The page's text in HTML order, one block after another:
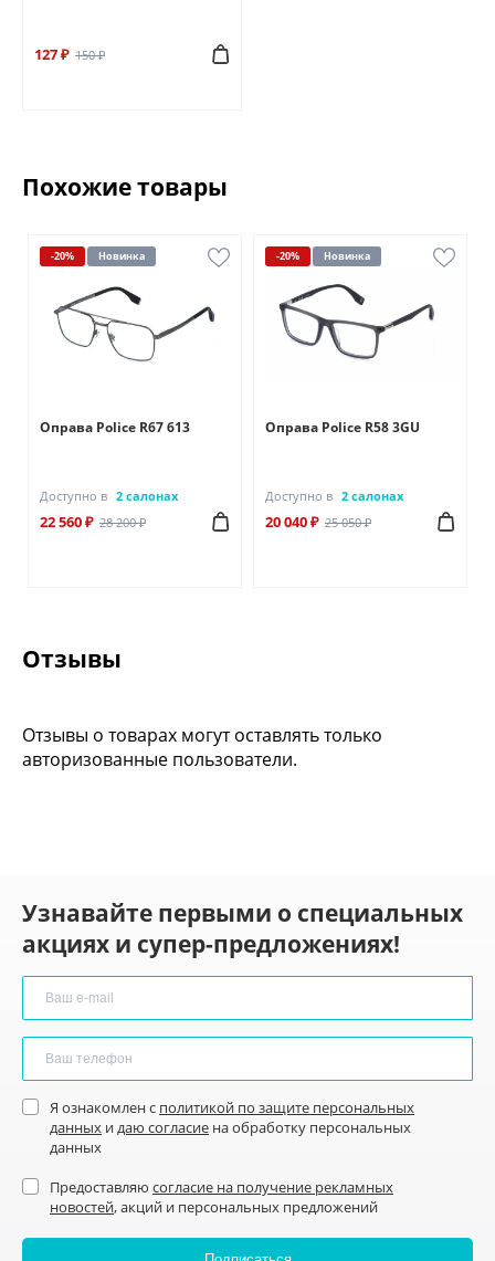
127 ₽ 150 ₽
Похожие товары
-20% Новинка
Оправа Police R67 613
Доступно в 2 салонах
22 560 ₽ 28 200 ₽
-20% Новинка
Оправа Police R58 3GU
Доступно в 2 салонах
20 040 ₽ 25 050 ₽
Отзывы
Отзывы о товарах могут оставлять только
авторизованные пользователи.
Узнавайте первыми о специальных
акциях и супер-предложениях!
Я ознакомлен с политикой по защите персональных
данных идаю согласие на обработку персональных
данных
Предоставляю согласие на получение рекламных
новостей, акций и персональных предложений